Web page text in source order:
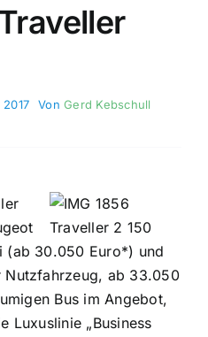
VonGerd Kebschull
(ab 30.050 Euro*) und
Nutzfahrzeug, ab 33.050
Bus im Angebot,
Luxuslinie „Business